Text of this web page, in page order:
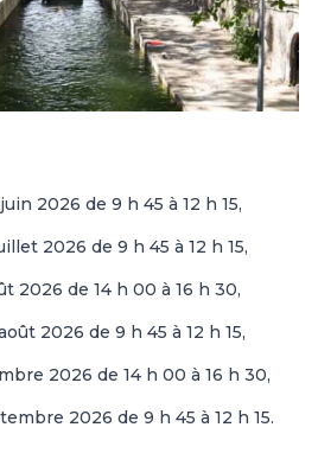
2026 de 9 h 45 à 12 h 15,
2026 de 9 h 45 à 12 h 15,
2026 de 14 h 00 à 16 h 30,
2026 de 9 h 45 à 12 h 15,
2026 de 14 h 00 à 16 h 30,
2026 de 9 h 45 à 12 h 15.